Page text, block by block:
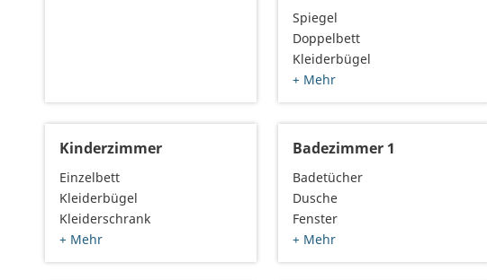
Spiegel
Doppelbett
Kleiderbügel
+ Mehr
Kinderzimmer
Einzelbett
Kleiderbügel
Kleiderschrank
+ Mehr
Badezimmer 1
Badetücher
Dusche
Fenster
+ Mehr